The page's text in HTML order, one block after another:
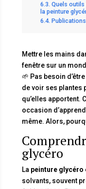
Quels outils
la peinture
Mettre les mains
fenêtre sur un
🌱 Pas besoin
de voir ses plantes
qu’elles apportent.
occasion
même. Alors,
glycéro
La peinture glycéro
solvants, souvent